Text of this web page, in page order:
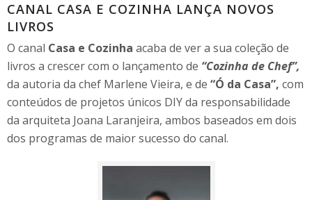
CANAL CASA E COZINHA LANÇA NOVOS
LIVROS
O canal Casa e Cozinha acaba de ver a sua coleção de
livros a crescer com o lançamento de “Cozinha de Chef”,
da autoria da chef Marlene Vieira, e de “Ó da Casa”, com
conteúdos de projetos únicos DIY da responsabilidade
da arquiteta Joana Laranjeira, ambos baseados em dois
dos programas de maior sucesso do canal.